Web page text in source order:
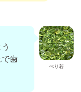
ぺり若
で歯